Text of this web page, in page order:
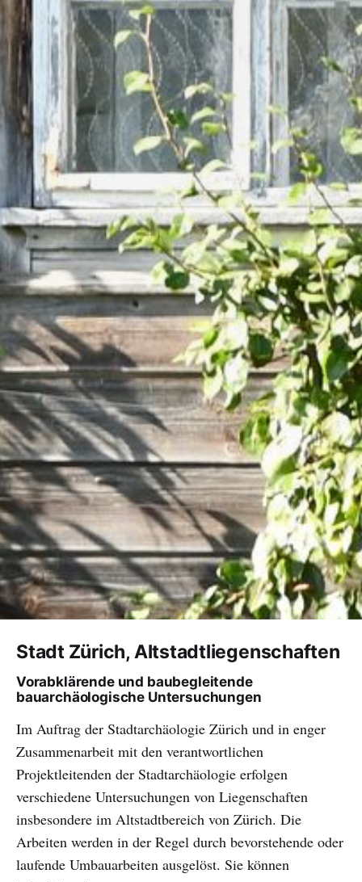
Stadt Zürich, Altstadtliegenschaften
Vorabklärende und baubegleitende
bauarchäologische Untersuchungen
Im Auftrag der Stadtarchäologie Zürich und in enger
Zusammenarbeit mit den verantwortlichen
Projektleitenden der Stadtarchäologie erfolgen
verschiedene Untersuchungen von Liegenschaften
insbesondere im Altstadtbereich von Zürich. Die
Arbeiten werden in der Regel durch bevorstehende oder
laufende Umbauarbeiten ausgelöst. Sie können